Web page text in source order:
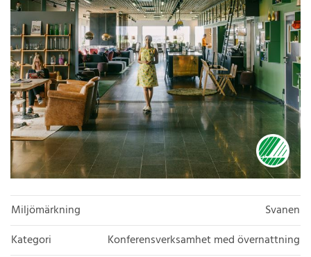
Miljömärkning
Svanen
Kategori
Konferensverksamhet med övernattning